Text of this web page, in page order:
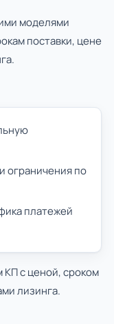
моделями
поставки, цене
ограничения по
платежей
КП с ценой, сроком
лизинга.